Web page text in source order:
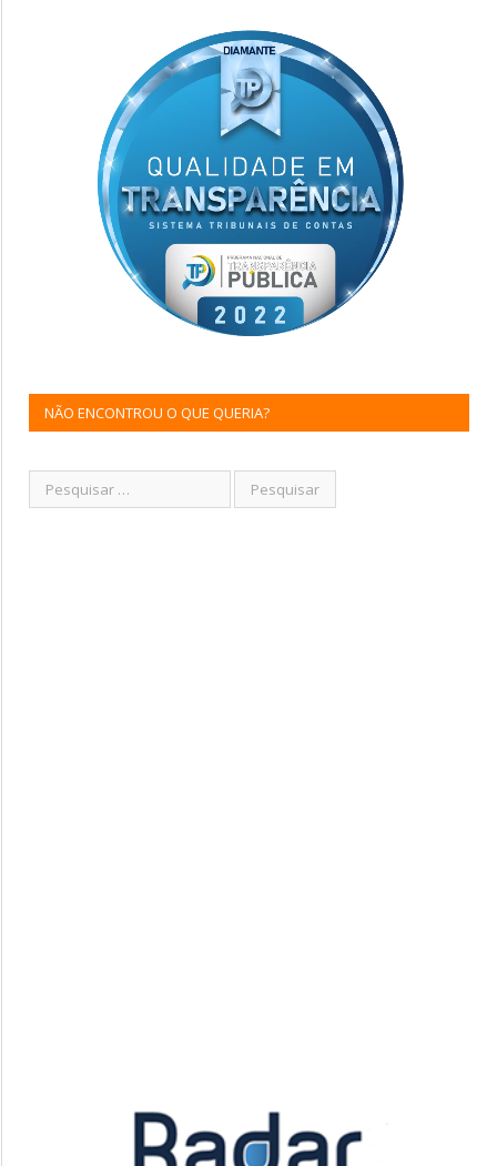
NÃO ENCONTROU O QUE QUERIA?